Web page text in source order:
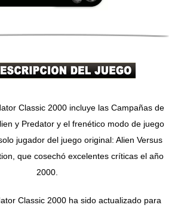
Classic 2000 incluye las Campañas de
y Predator y el frenético modo de juego
jugador del juego original: Alien Versus
que cosechó excelentes críticas el año
2000.
Classic 2000 ha sido actualizado para